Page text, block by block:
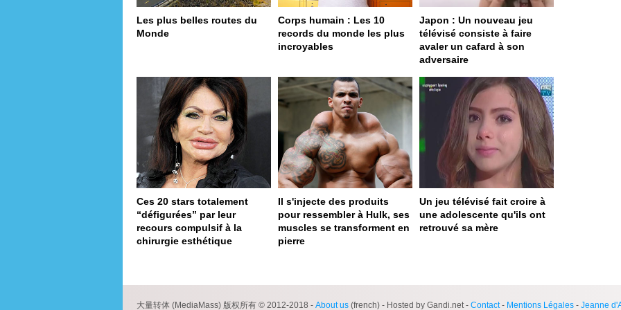
Les plus belles routes du
Monde
Corps humain : Les 10
records du monde les plus
incroyables
Japon : Un nouveau jeu
télévisé consiste à faire
avaler un cafard à son
adversaire
Ces 20 stars totalement
“défigurées” par leur
recours compulsif à la
chirurgie esthétique
Il s'injecte des produits
pour ressembler à Hulk, ses
muscles se transforment en
pierre
Un jeu télévisé fait croire à
une adolescente qu'ils ont
retrouvé sa mère
大量转体 (MediaMass) 版权所有 © 2012-2018 - About us (french) - Hosted by Gandi.net - Contact- Mentions Légales - Jeanne